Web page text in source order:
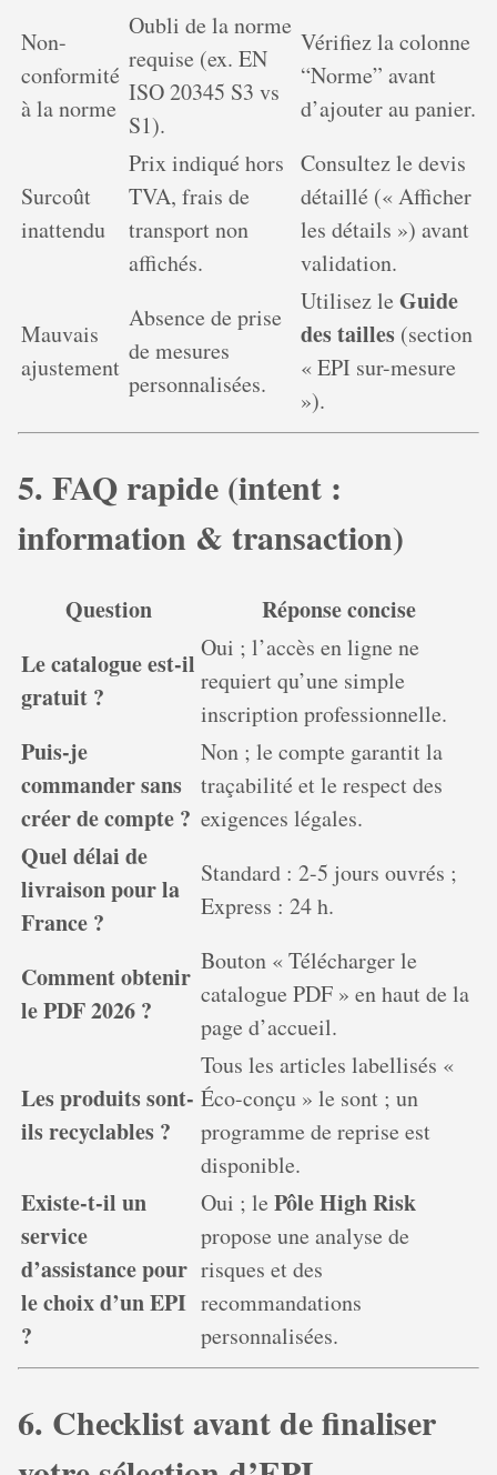
Non-
conformité
à la norme
Oubli de la norme
requise (ex. EN
ISO 20345 S3 vs
S1).
Vérifiez la colonne
“Norme” avant
d’ajouter au panier.
Surcoût
inattendu
Prix indiqué hors
TVA, frais de
transport non
affichés.
Consultez le devis
détaillé (« Afficher
les détails ») avant
validation.
Mauvais
ajustement
Absence de prise
de mesures
personnalisées.
Utilisez le Guide
des tailles (section
« EPI sur-mesure
»).
5. FAQ rapide (intent :
information & transaction)
Question
Réponse concise
Le catalogue est-il
gratuit ?
Oui ; l’accès en ligne ne
requiert qu’une simple
inscription professionnelle.
Puis-je
commander sans
créer de compte ?
Non ; le compte garantit la
traçabilité et le respect des
exigences légales.
Quel délai de
livraison pour la
France ?
Standard : 2-5 jours ouvrés ;
Express : 24 h.
Comment obtenir
le PDF 2026 ?
Bouton « Télécharger le
catalogue PDF » en haut de la
page d’accueil.
Les produits sont-
ils recyclables ?
Tous les articles labellisés «
Éco-conçu » le sont ; un
programme de reprise est
disponible.
Existe-t-il un
service
d’assistance pour
le choix d’un EPI
?
Oui ; le Pôle High Risk
propose une analyse de
risques et des
recommandations
personnalisées.
6. Checklist avant de finaliser